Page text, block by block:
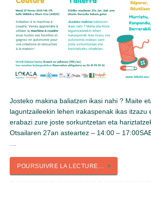
Josteko makina baliatzen ikasi nahi ? Maite
laguntzaileekin lehen irakaspenak ikas itzazu
erabazi zure joste sorkuntzetan eta
Otsailaren 27an asteartez – 14:00 –
POURSUIVRE LA LECTURE…